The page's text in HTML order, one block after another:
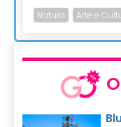
Natura Arte e